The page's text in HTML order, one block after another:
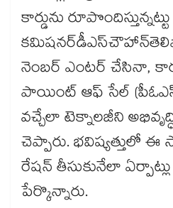
కార్డును
నెంబర్ ఎంటర్ చేసినా,
పాయింట్ ఆఫ్ సేల్
వచ్చేలా టెక్నాలజీని
చెప్పారు. భవిష్యత్తులో ఈ
రేషన్​ తీసుకునేలా
పేర్కొన్నారు.